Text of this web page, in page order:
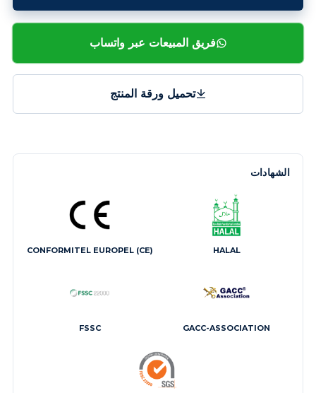
فريق المبيعات عبر واتساب
تحميل ورقة المنتج
الشهادات
HALAL
CONFORMITEL EUROPEL (CE)
GACC-ASSOCIATION
FSSC